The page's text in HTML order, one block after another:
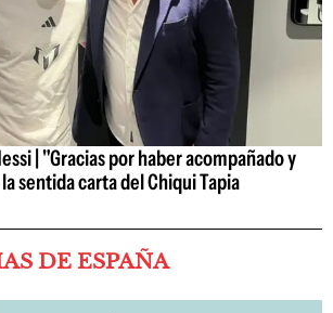
| "Gracias por haber acompañado y
sentida carta del Chiqui Tapia
DE ESPAÑA